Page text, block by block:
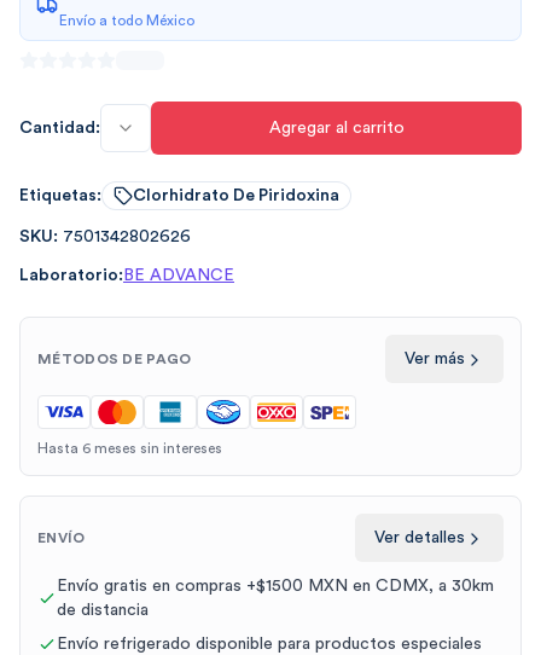
Envío a todo México
Cantidad: Agregar al carrito
Etiquetas: Clorhidrato De Piridoxina
SKU: 7501342802626
Laboratorio: BE ADVANCE
MÉTODOS DE PAGO Ver más
Hasta 6 meses sin intereses
ENVÍO Ver detalles
Envío gratis en compras +$1500 MXN en CDMX, a 30km
de distancia
Envío refrigerado disponible para productos especiales